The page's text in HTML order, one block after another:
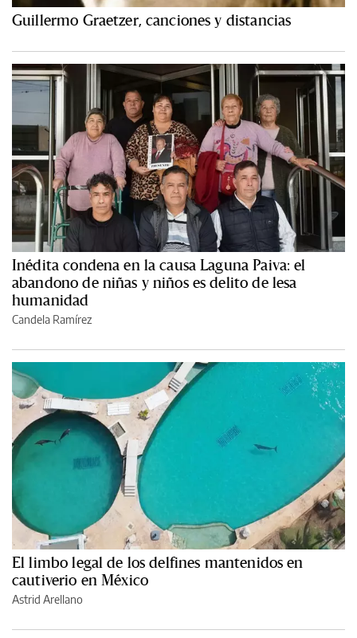
Guillermo Graetzer, canciones y distancias
Inédita condena en la causa Laguna Paiva: el
abandono de niñas y niños es delito de lesa
humanidad
Candela Ramírez
El limbo legal de los delfines mantenidos en
cautiverio en México
Astrid Arellano